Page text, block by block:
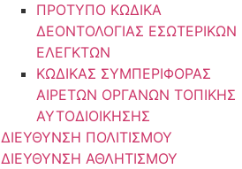
ΠΡΟΤΥΠΟ ΚΩΔΙΚΑ
ΔΕΟΝΤΟΛΟΓΙΑΣ ΕΣΩΤΕΡΙΚΩΝ
ΕΛΕΓΚΤΩΝ
ΚΩΔΙΚΑΣ ΣΥΜΠΕΡΙΦΟΡΑΣ
ΑΙΡΕΤΩΝ ΟΡΓΑΝΩΝ ΤΟΠΙΚΗΣ
ΑΥΤΟΔΙΟΙΚΗΣΗΣ
ΔΙΕΥΘΥΝΣΗ ΠΟΛΙΤΙΣΜΟΥ
ΔΙΕΥΘΥΝΣΗ ΑΘΛΗΤΙΣΜΟΥ